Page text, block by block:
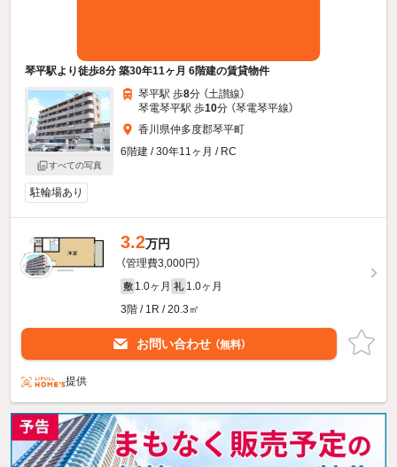
琴平駅より徒歩8分 築30年11ヶ月 6階建の賃貸物件
すべての写真
琴平駅 歩8分 （土讃線）
琴電琴平駅 歩10分 （琴電琴平線）
香川県仲多度郡琴平町
6階建 / 30年11ヶ月 / RC
駐輪場あり
3.2万円
（管理費3,000円）
敷 1.0ヶ月 礼 1.0ヶ月
3階 / 1R / 20.3㎡
お問い合わせ （無料）
提供